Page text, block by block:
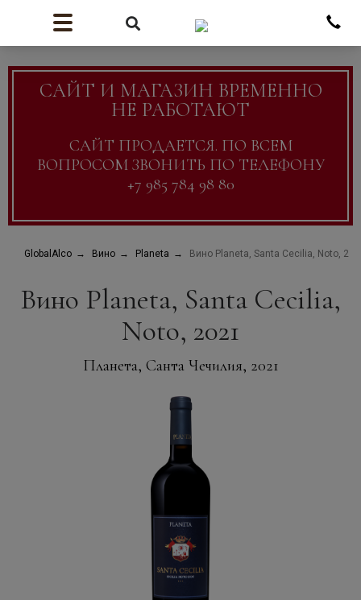
САЙТ И МАГАЗИН ВРЕМЕННО
НЕ РАБОТАЮТ
САЙТ ПРОДАЕТСЯ. ПО ВСЕМ
ВОПРОСОМ ЗВОНИТЬ ПО ТЕЛЕФОНУ
+7 985 784 98 80
GlobalAlco Вино Planeta Вино Planeta, Santa Cecilia, Noto,
Вино Planeta, Santa Cecilia,
Noto, 2021
Планета, Санта Чечилия, 2021